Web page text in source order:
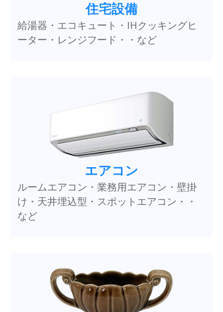
住宅設備
給湯器・エコキュート・IHクッキングヒ
ーター・レンジフード・・など
エアコン
ルームエアコン・業務用エアコン・壁掛
け・天井埋込型・スポットエアコン・・
など